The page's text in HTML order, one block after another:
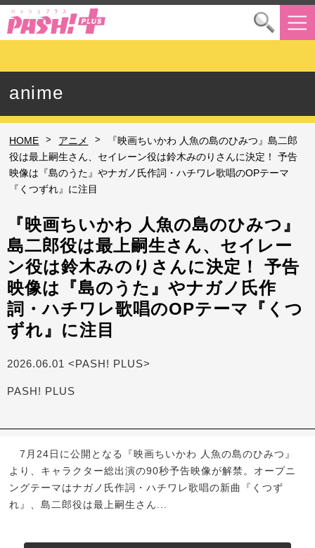
anime
HOME > アニメ >
『映画ちいかわ 人魚の島のひみつ』島二郎
役は最上嗣生さん、セイレーン役は鈴木みのりさんに決定！ 予告
映像は『島のうた』やナガノ氏作詞・ハチワレ歌唱のOPテーマ
『くつずれ』に注目
『映画ちいかわ 人魚の島のひみつ』
島二郎役は最上嗣生さん、セイレー
ン役は鈴木みのりさんに決定！ 予告
映像は『島のうた』やナガノ氏作
詞・ハチワレ歌唱のOPテーマ『くつ
ずれ』に注目
2026.06.01 <PASH! PLUS>
PASH! PLUS
7月24日に公開となる『映画ちいかわ 人魚の島のひみつ』
より、キャラクター総出演の90秒予告映像が解禁。オープニ
ングテーマはナガノ氏作詞・ハチワレ歌唱の新曲『くつず
れ』、島二郎役は最上嗣生さん...